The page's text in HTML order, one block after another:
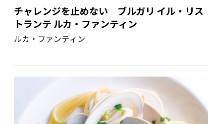
チャレンジを止めない ブルガリ イル・リス
トランテ ルカ・ファンティン
ルカ・ファンティン